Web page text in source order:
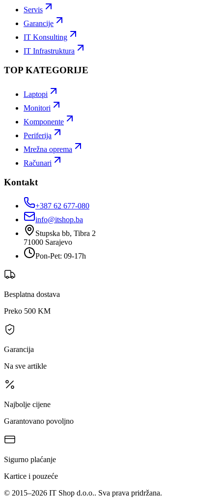
Servis
Garancije
IT Konsulting
IT Infrastruktura
TOP KATEGORIJE
Laptopi
Monitori
Komponente
Periferija
Mrežna oprema
Računari
Kontakt
+387 62 677-080
info@itshop.ba
Stupska bb, Tibra 2
71000 Sarajevo
Pon-Pet: 09-17h
Besplatna dostava
Preko 500 KM
Garancija
Na sve artikle
Najbolje cijene
Garantovano povoljno
Sigurno plaćanje
Kartice i pouzeće
© 2015–2026 IT Shop d.o.o.. Sva prava pridržana.